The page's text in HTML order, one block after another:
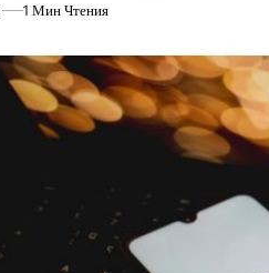
1 Мин Чтения